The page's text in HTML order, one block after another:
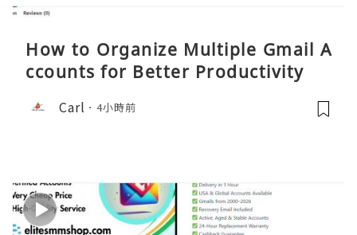
How to Organize Multiple Gmail A
ccounts for Better Productivity
Carl 4小時前